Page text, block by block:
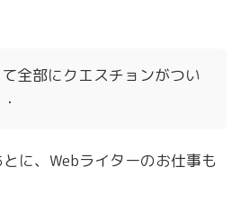
全部にクエスチョンがつい
に、Webライターのお仕事も